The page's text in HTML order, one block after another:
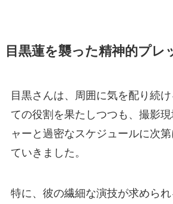
目黒蓮を襲った精神的プレ
目黒さんは、周囲に気を配り続
ての役割を果たしつつも、撮影
ャーと過密なスケジュールに次
ていきました。
特に、彼の繊細な演技が求めら